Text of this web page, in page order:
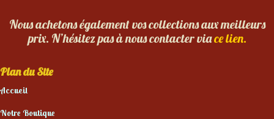
Nous achetons également vos collections aux meilleurs
prix. N’hésitez pas à nous contacter viace lien.
Plan du Site
Accueil
Notre Boutique